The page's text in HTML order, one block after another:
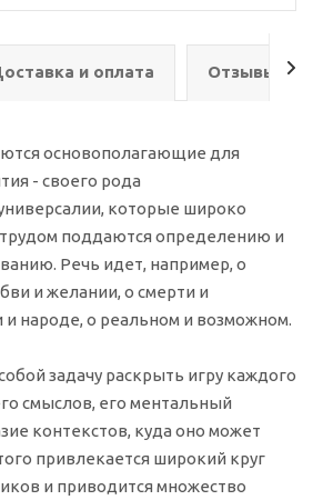
и оплата Отзывы о
основополагающие для
- своего рода
которые широко
поддаются определению и
Речь идет, например, о
и желании, о смерти и
и народе, о реальном и возможном.
задачу раскрыть игру каждого
смыслов, его ментальный
контекстов, куда оно может
привлекается широкий круг
и приводится множество